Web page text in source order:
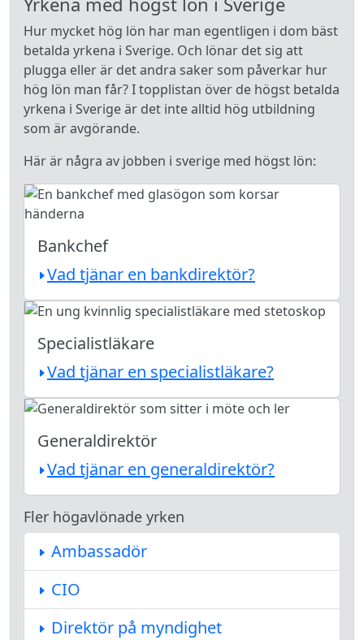
Hur mycket hög lön har man egentligen i dom bäst
betalda yrkena i Sverige. Och lönar det sig att
plugga eller är det andra saker som påverkar hur
hög lön man får? I topplistan över de högst betalda
yrkena i Sverige är det inte alltid hög utbildning
som är avgörande.
Här är några av jobben i sverige med högst lön:
Bankchef
Vad tjänar en bankdirektör?
Specialistläkare
Vad tjänar en specialistläkare?
Generaldirektör
Vad tjänar en generaldirektör?
Fler högavlönade yrken
Ambassadör
CIO
Direktör på myndighet